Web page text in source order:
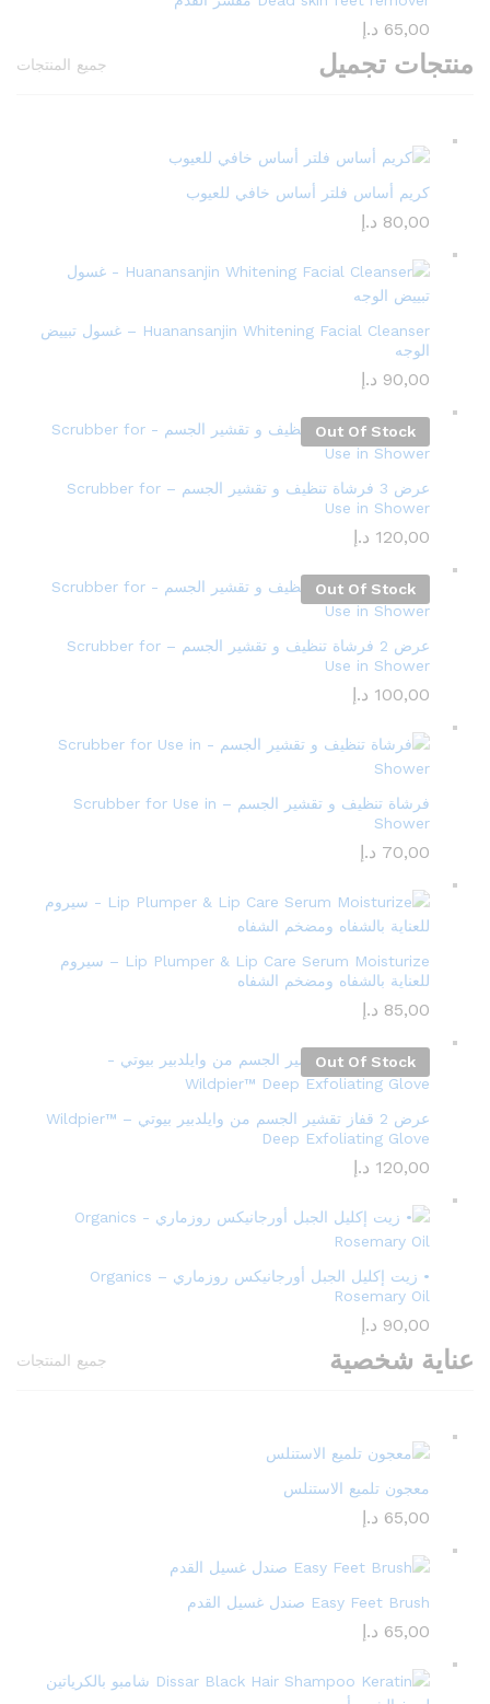
65,00 د.إ
منتجات تجميل جميع المنتجات
كريم أساس فلتر أساس خافي للعيوب
80,00 د.إ
Huanansanjin Whitening Facial Cleanser – غسول تبييض
الوجه
90,00 د.إ
Out Of Stock
عرض 3 فرشاة تنظيف و تقشير الجسم – Scrubber for
Use in Shower
120,00 د.إ
Out Of Stock
عرض 2 فرشاة تنظيف و تقشير الجسم – Scrubber for
Use in Shower
100,00 د.إ
فرشاة تنظيف و تقشير الجسم – Scrubber for Use in
Shower
70,00 د.إ
Lip Plumper & Lip Care Serum Moisturize – سيروم
للعناية بالشفاه ومضخم الشفاه
85,00 د.إ
Out Of Stock
عرض 2 قفاز تقشير الجسم من وايلدبير بيوتي – Wildpier™️
Deep Exfoliating Glove
120,00 د.إ
• زيت إكليل الجبل أورجانيكس روزماري – Organics
Rosemary Oil
90,00 د.إ
عناية شخصية جميع المنتجات
معجون تلميع الاستنلس
65,00 د.إ
Easy Feet Brush صندل غسيل القدم
65,00 د.إ